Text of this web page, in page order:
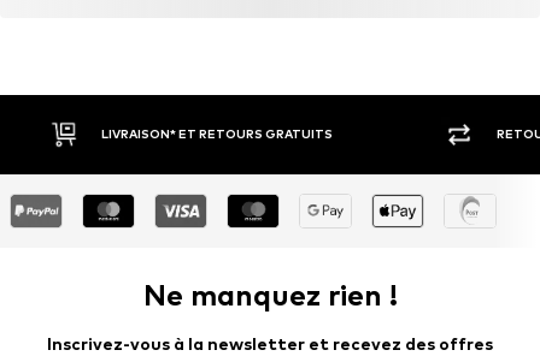
LIVRAISON* ET RETOURS GRATUITS
Ne manquez rien !
Inscrivez-vous à la newsletter et recevez des offres